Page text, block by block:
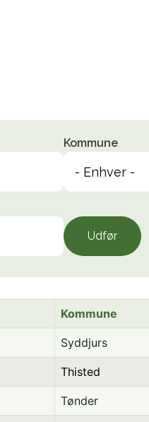
Kommune
Udfør
Kommune
Syddjurs
Thisted
Tønder